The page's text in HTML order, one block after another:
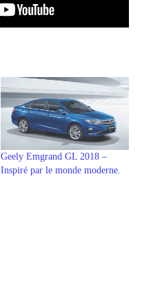
Geely Emgrand GL 2018 –
Inspiré par le monde moderne.